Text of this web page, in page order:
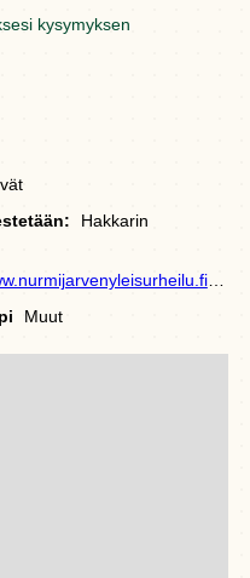
kysymyksen
Hakkarin
fi/harrastetoiminta/juoksukoulu
Muut